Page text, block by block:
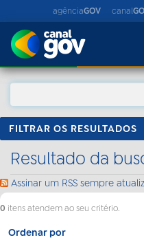
agênciaGOV canal
FILTRAR OS RESULTADOS
Resultado da
Assinar um RSS sempre
0 itens atendem ao seu critério.
Ordenar por